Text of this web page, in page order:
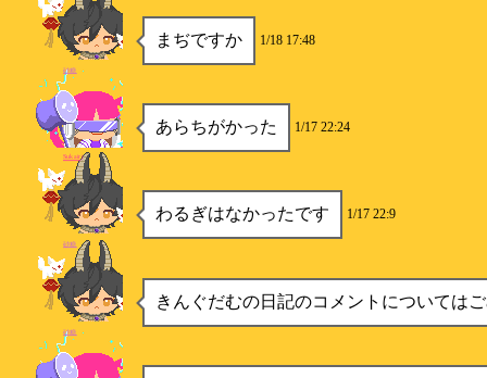
まぢですか 1/18 17:48
砂糖
あらちがかった 1/17 22:24
Sukairj
わるぎはなかったです 1/17 22:9
砂糖
きんぐだむの日記のコメントについては
砂糖